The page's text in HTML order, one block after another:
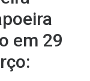
em 29